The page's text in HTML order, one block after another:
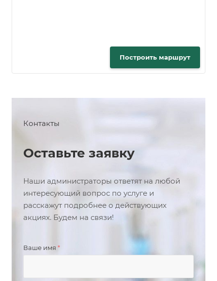
Построить маршрут
Контакты
Оставьте заявку
Наши администраторы ответят на любой
интересующий вопрос по услуге и
расскажут подробнее о действующих
акциях. Будем на связи!
Ваше имя *